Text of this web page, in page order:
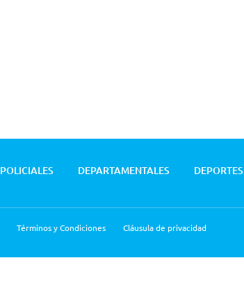
POLICIALES DEPARTAMENTALES DEPORTES
Términos y Condiciones Cláusula de privacidad